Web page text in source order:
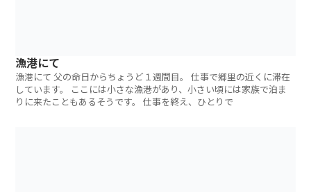
漁港にて
漁港にて 父の命日からちょうど１週間目。 仕事で郷里の近くに滞在
しています。 ここには小さな漁港があり、小さい頃には家族で泊ま
りに来たこともあるそうです。 仕事を終え、ひとりで